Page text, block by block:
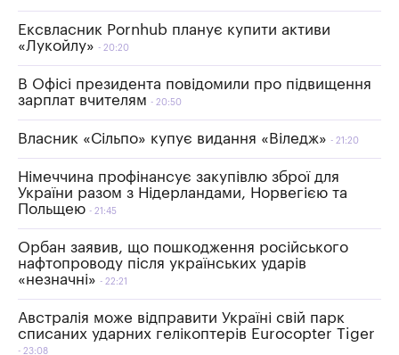
Ексвласник Pornhub планує купити активи
«Лукойлу»
20:20
В Офісі президента повідомили про підвищення
зарплат вчителям
20:50
Власник «Сільпо» купує видання «Віледж» 21:20
Німеччина профінансує закупівлю зброї для
України разом з Нідерландами, Норвегією та
Польщею
21:45
Орбан заявив, що пошкодження російського
нафтопроводу після українських ударів
«незначні»
22:21
Австралія може відправити Україні свій парк
списаних ударних гелікоптерів Eurocopter Tiger
23:08